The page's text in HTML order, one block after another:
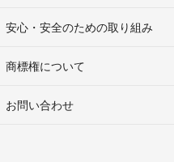
安心・安全のための取り組み
商標権について
お問い合わせ